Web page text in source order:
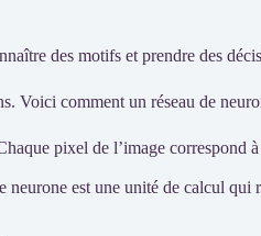
des motifs et prendre des
Voici comment un réseau de
pixel de l’image correspond
est une unité de calcul